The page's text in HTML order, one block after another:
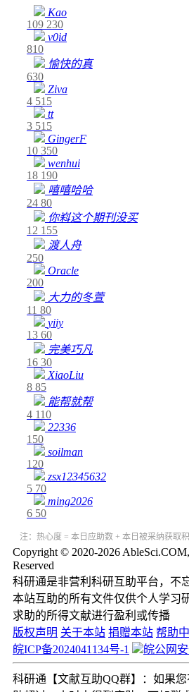
Kao
109 230
v0id
810
愉快的真
630
Ziva
4 515
tt
3 515
GingerF
10 350
wenhui
18 190
嘻嘻哈哈
24 80
你嵙这个期刊没买
12 155
渡人舟
250
Oracle
200
大力的冬萱
11 80
yiiy
13 60
完美巧凡
16 30
XiaoLiu
8 85
能帮就帮
4 110
22336
150
soilman
120
zsx12345632
5 70
ming2026
6 50
注：热心度 = 本日应助数 + 本日被采纳获取
Copyright © 2020-2026
Reserved
科研通是非营利科研互助平台，不
本站互助的所有文件仅供个人学习
求助的所得文献进行盈利或传播
版权声明 关于本站 捐赠本站 帮助
皖ICP备2024041134号-1
皖公网安
科研通【文献互助QQ群】：如果